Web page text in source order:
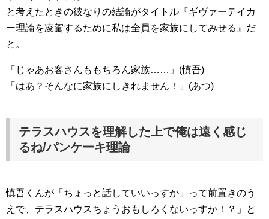
と考えたときの彼なりの結論がタイトル『ギヴァーテイカ
ー理論を凌駕するために私は全員を家族にしてみせる』だ
と。
「じゃあお客さんももちろん家族……」(慎吾)
「はあ？そんなに家族にしきれません！」(あつ)
テラスハウスを理解した上で俺は遠く感じ
るね/パンケーキ理論
慎吾くんが「ちょっと話していいっすか」って前置きのう
えで、テラスハウスちょうおもしろくないっすか！？」と